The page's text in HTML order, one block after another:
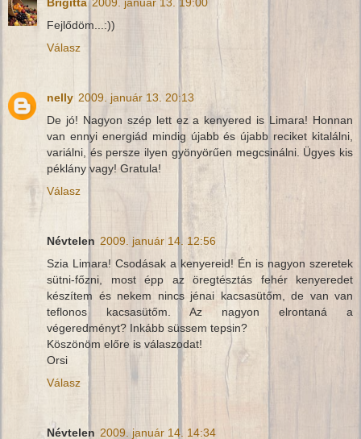
Fejlődöm...:))
Válasz
nelly 2009. január 13. 20:13
De jó! Nagyon szép lett ez a kenyered is Limara! Honnan
van ennyi energiád mindig újabb és újabb reciket kitalálni,
variálni, és persze ilyen gyönyörűen megcsinálni. Ügyes kis
péklány vagy! Gratula!
Válasz
Névtelen 2009. január 14. 12:56
Szia Limara! Csodásak a kenyereid! Én is nagyon szeretek
sütni-főzni, most épp az öregtésztás fehér kenyeredet
készítem és nekem nincs jénai kacsasütőm, de van van
teflonos kacsasütőm. Az nagyon elrontaná a
végeredményt? Inkább süssem tepsin?
Köszönöm előre is válaszodat!
Orsi
Válasz
Névtelen 2009. január 14. 14:34